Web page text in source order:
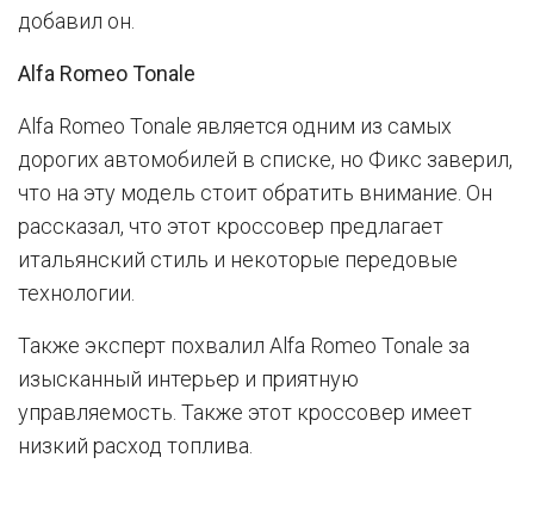
добавил он.
Alfa Romeo Tonale
Alfa Romeo Tonale является одним из самых
дорогих автомобилей в списке, но Фикс заверил,
что на эту модель стоит обратить внимание. Он
рассказал, что этот кроссовер предлагает
итальянский стиль и некоторые передовые
технологии.
Также эксперт похвалил Alfa Romeo Tonale за
изысканный интерьер и приятную
управляемость. Также этот кроссовер имеет
низкий расход топлива.